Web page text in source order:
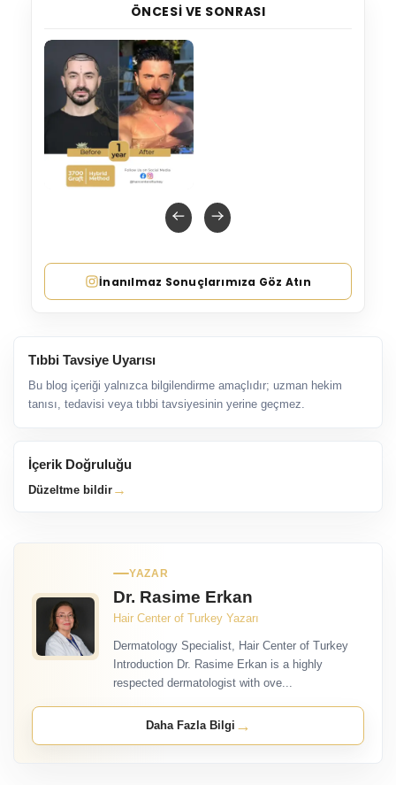
ÖNCESI VE SONRASI
İnanılmaz Sonuçlarımıza Göz Atın
Tıbbi Tavsiye Uyarısı
Bu blog içeriği yalnızca bilgilendirme amaçlıdır; uzman hekim
tanısı, tedavisi veya tıbbi tavsiyesinin yerine geçmez.
İçerik Doğruluğu
Düzeltme bildir →
YAZAR
Dr. Rasime Erkan
Hair Center of Turkey Yazarı
Dermatology Specialist, Hair Center of Turkey
Introduction Dr. Rasime Erkan is a highly
respected dermatologist with ove...
Daha Fazla Bilgi →